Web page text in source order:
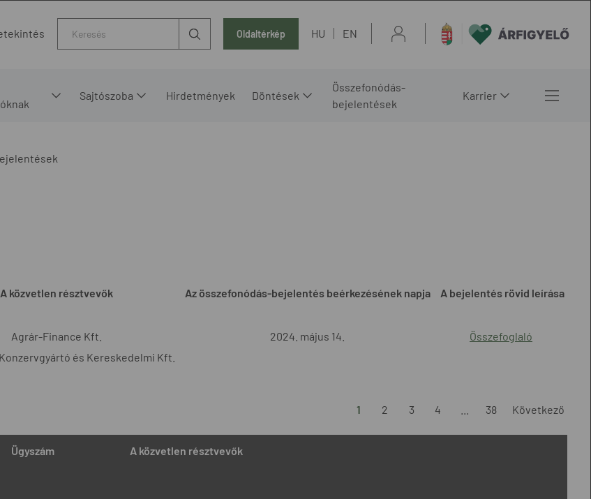
Oldaltérkép HU EN
Sajtószoba Hirdetmények Döntések
Összefonódás-
bejelentések
Karrier
A közvetlen résztvevők Az összefonódás-bejelentés beérkezésének napja A bejelentés rövid leírása
Agrár-Finance Kft.
és Kereskedelmi Kft.
2024. május 14. Összefoglaló
1 2 3 4 38 Következő
Ügyszám A közvetlen résztvevők